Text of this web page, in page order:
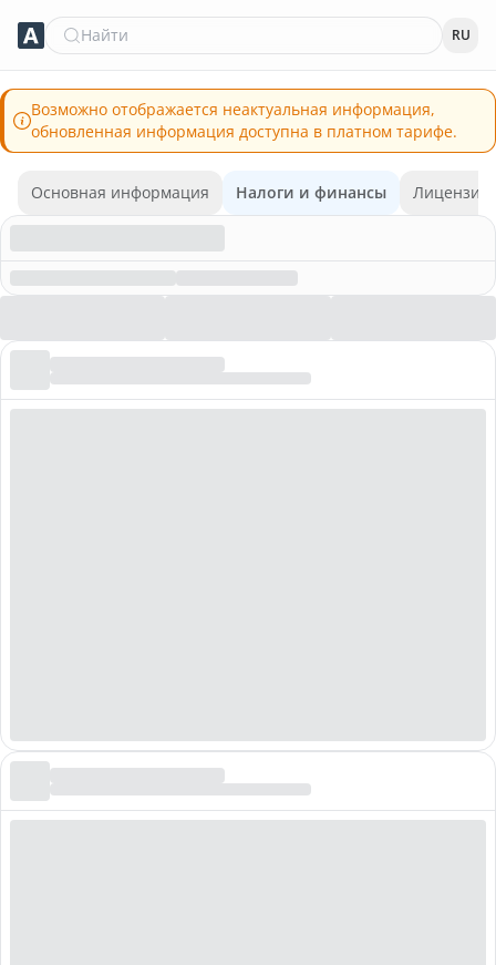
Найти RU
Возможно отображается неактуальная информация,
обновленная информация доступна в платном тарифе.
Основная информация Налоги и финансы Лицензии